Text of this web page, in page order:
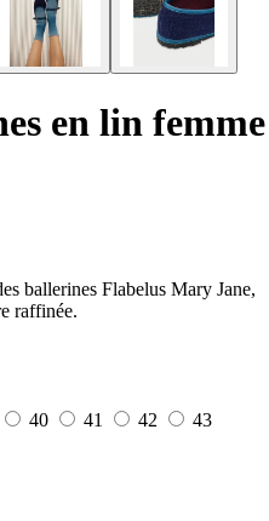
en lin femme
ballerines Flabelus Mary Jane,
raffinée.
40 41 42
43